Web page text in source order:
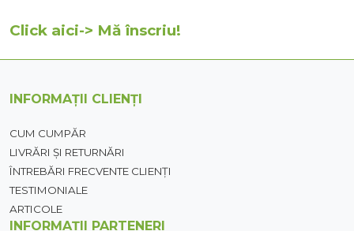
Click aici-> Mă înscriu!
INFORMAȚII CLIENȚI
CUM CUMPĂR
LIVRĂRI ȘI RETURNĂRI
ÎNTREBĂRI FRECVENTE CLIENȚI
TESTIMONIALE
ARTICOLE
INFORMAȚII PARTENERI